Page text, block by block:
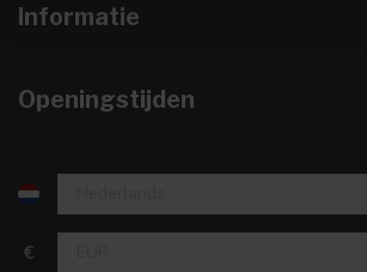
Informatie
Openingstijden
€